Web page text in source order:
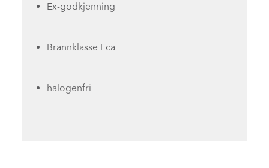
Ex-godkjenning
Brannklasse Eca
halogenfri